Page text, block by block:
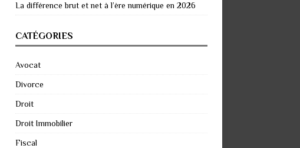
La différence brut et net à l’ère numérique en 2026
CATÉGORIES
Avocat
Divorce
Droit
Droit Immobilier
Fiscal